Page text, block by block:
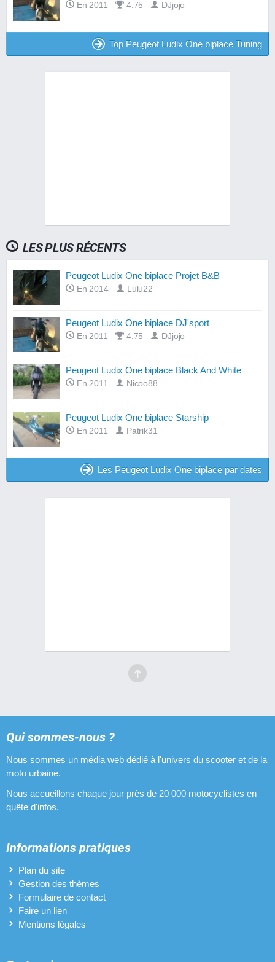
En 2011 4.75 DJjojo
Top Peugeot Ludix One biplace Tuning
LES PLUS RÉCENTS
Peugeot Ludix One biplace Projet B&B
En 2014 Lulu22
Peugeot Ludix One biplace DJ'sport
En 2011 4.75 DJjojo
Peugeot Ludix One biplace Black And White
En 2011 Nicoo88
Peugeot Ludix One biplace Starship
En 2011 Patrik31
Les Peugeot Ludix One biplace par dates
Qui sommes-nous ?
Nous sommes un média web dédié à l'univers du scooter et de la
moto urbaine.
Nous accueillons chaque jour près de 20 000 motocyclistes en
quête d'infos.
Informations pratiques
Plan du site
Gestion des thèmes
Formulaire de contact
Faire un lien
Mentions légales